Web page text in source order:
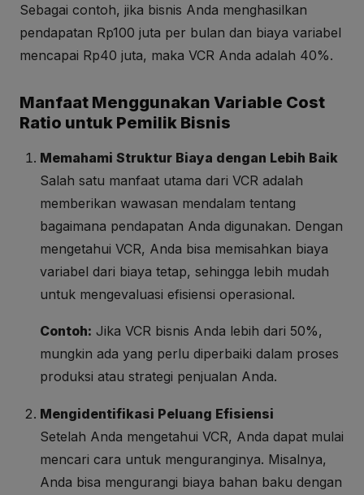
Sebagai contoh, jika bisnis Anda menghasilkan
pendapatan Rp100 juta per bulan dan biaya variabel
mencapai Rp40 juta, maka VCR Anda adalah 40%.
Manfaat Menggunakan Variable Cost
Ratio untuk Pemilik Bisnis
Memahami Struktur Biaya dengan Lebih Baik
Salah satu manfaat utama dari VCR adalah
memberikan wawasan mendalam tentang
bagaimana pendapatan Anda digunakan. Dengan
mengetahui VCR, Anda bisa memisahkan biaya
variabel dari biaya tetap, sehingga lebih mudah
untuk mengevaluasi efisiensi operasional.
Contoh: Jika VCR bisnis Anda lebih dari 50%,
mungkin ada yang perlu diperbaiki dalam proses
produksi atau strategi penjualan Anda.
Mengidentifikasi Peluang Efisiensi
Setelah Anda mengetahui VCR, Anda dapat mulai
mencari cara untuk menguranginya. Misalnya,
Anda bisa mengurangi biaya bahan baku dengan